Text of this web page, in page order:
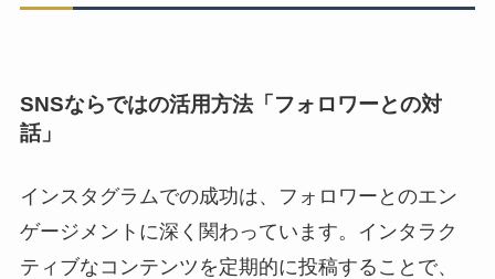
SNSならではの活用方法「フォロワーとの対
話」
インスタグラムでの成功は、フォロワーとのエン
ゲージメントに深く関わっています。インタラク
ティブなコンテンツを定期的に投稿することで、